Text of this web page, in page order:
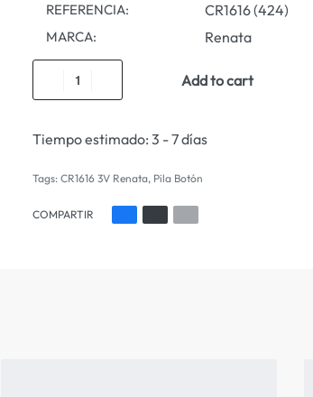
REFERENCIA: CR1616 (424)
MARCA: Renata
Add to cart
Tiempo estimado: 3 - 7 días
Tags: CR1616 3V Renata, Pila Botón
COMPARTIR